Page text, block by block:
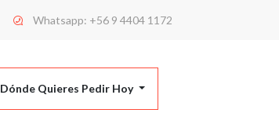
Whatsapp: +56 9 4404 1172
Dónde Quieres Pedir Hoy